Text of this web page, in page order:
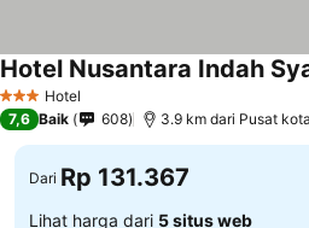
3 BintangHotel
Hotel Nusantara Indah
7,6 Baik 608 3.9 km dari Pusat kota
Dari Rp 131.367
Lihat harga dari 5 situs web